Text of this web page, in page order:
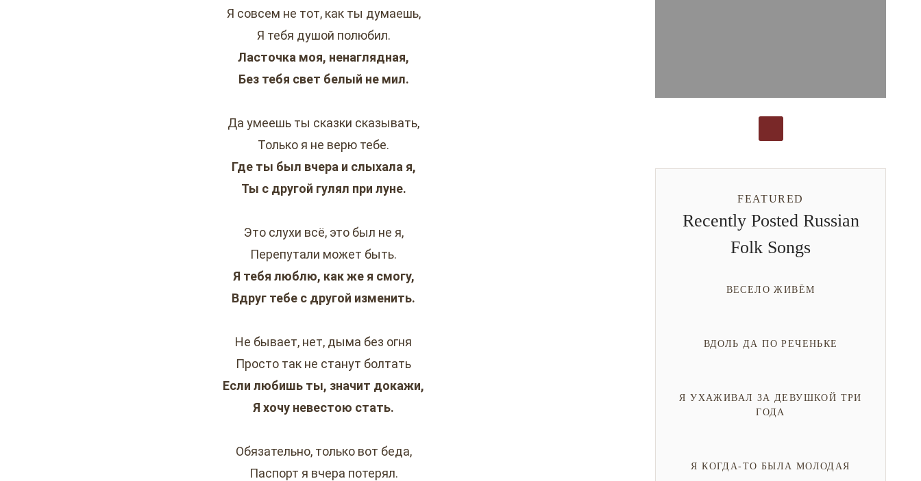
Я совсем не тот, как ты думаешь,
Я тебя душой полюбил.
Ласточка моя, ненаглядная,
Без тебя свет белый не мил.
Да умеешь ты сказки сказывать,
Только я не верю тебе.
Где ты был вчера и слыхала я,
Ты с другой гулял при луне.
Это слухи всё, это был не я,
Перепутали может быть.
Я тебя люблю, как же я смогу,
Вдруг тебе с другой изменить.
Не бывает, нет, дыма без огня
Просто так не станут болтать
Если любишь ты, значит докажи,
Я хочу невестою стать.
Обязательно, только вот беда,
Паспорт я вчера потерял.
FEATURED
Recently Posted Russian
Folk Songs
ВЕСЕЛО ЖИВЁМ
ВДОЛЬ ДА ПО РЕЧЕНЬКЕ
Я УХАЖИВАЛ ЗА ДЕВУШКОЙ ТРИ
ГОДА
Я КОГДА-ТО БЫЛА МОЛОДАЯ